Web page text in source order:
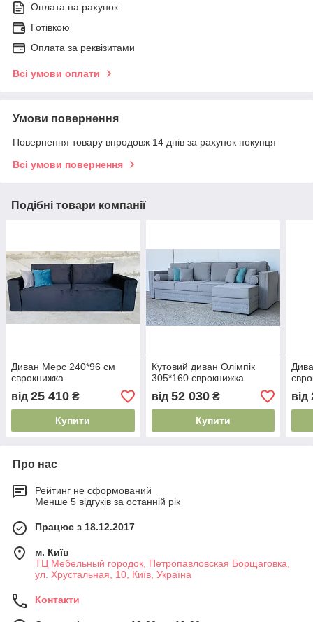
Оплата на рахунок
Готівкою
Оплата за реквізитами
Всі умови оплати
Умови повернення
Повернення товару впродовж 14 днів за рахунок покупця
Всі умови повернення
Подібні товари компанії
Диван Мерс 240*96 см
єврокнижка
від 25 410 ₴
Купити
Кутовий диван Олімпік
305*160 єврокнижка
від 52 030₴
Купити
від
Про нас
Рейтинг не сформований
Менше 5 відгуків за останній рік
Працює з 18.12.2017
м. Київ
ТЦ Мебельный городок, Петропавловская Борщаговка,
ул. Хрустальная, 10, Київ, Україна
Контакти